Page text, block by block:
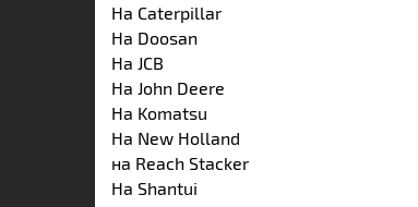
На Caterpillar
На Doosan
На JCB
На John Deere
На Komatsu
На New Holland
на Reach Stacker
На Shantui